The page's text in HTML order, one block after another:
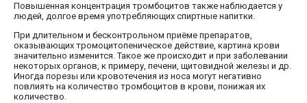
Повышенная концентрация тромбоцитов также наблюдается у
людей, долгое время употребляющих спиртные напитки.
При длительном и бесконтрольном приёме препаратов,
оказывающих тромоцитопеническое действие, картина крови
значительно изменится. Такое же происходит и при заболевании
некоторых органов, к примеру, печени, щитовидной железы и др.
Иногда порезы или кровотечения из носа могут негативно
повлиять на количество тромбоцитов в крови, понижая их
количество.